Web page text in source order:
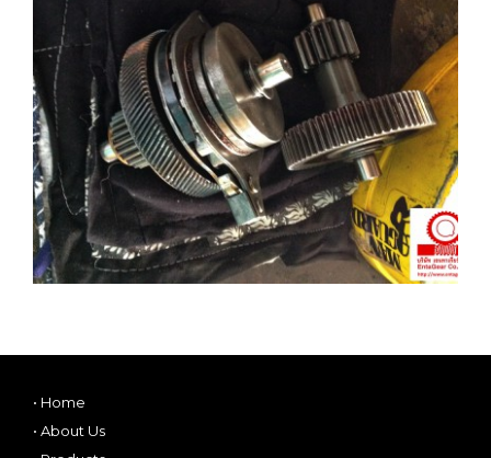
• Home
• About Us